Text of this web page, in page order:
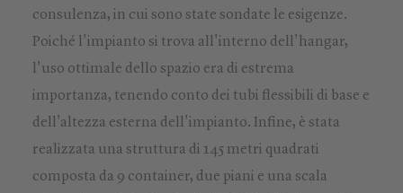
consulenza, in cui sono state sondate le esigenze.
Poiché l'impianto si trova all'interno dell'hangar,
l'uso ottimale dello spazio era di estrema
importanza, tenendo conto dei tubi flessibili di base e
dell'altezza esterna dell'impianto. Infine, è stata
realizzata una struttura di 145 metri quadrati
composta da 9 container, due piani e una scala